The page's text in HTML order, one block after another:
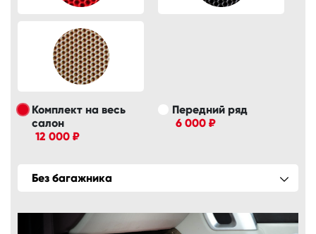
Комплект на весь
салон
12 000 ₽
Передний ряд
6 000 ₽
Без багажника